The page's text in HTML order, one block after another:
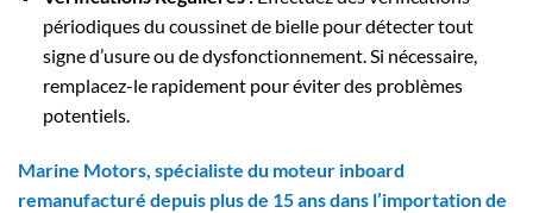
périodiques du coussinet de bielle pour détecter tout
signe d’usure ou de dysfonctionnement. Si nécessaire,
remplacez-le rapidement pour éviter des problèmes
potentiels.
Marine Motors, spécialiste du moteur inboard
remanufacturé depuis plus de 15 ans dans l’importation de